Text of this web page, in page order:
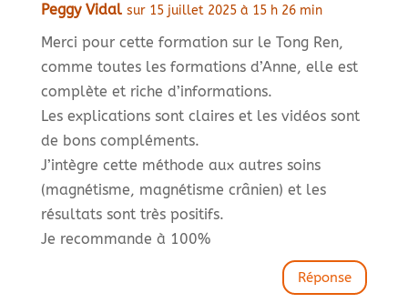
Peggy Vidal sur 15 juillet 2025 à 15 h 26 min
Merci pour cette formation sur le Tong Ren,
comme toutes les formations d’Anne, elle est
complète et riche d’informations.
Les explications sont claires et les vidéos sont
de bons compléments.
J’intègre cette méthode aux autres soins
(magnétisme, magnétisme crânien) et les
résultats sont très positifs.
Je recommande à 100%
Réponse